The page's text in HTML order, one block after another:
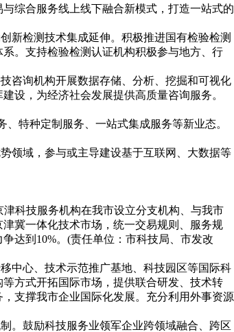
综合服务线上线下融合新模式，打造一站式的
新检测技术集成延伸。积极推进国有检验检测
。支持检验检测认证机构积极参与地方、行
咨询机构开展数据存储、分析、挖掘和可视化
设，为经济社会发展提供高质量咨询服务。
特种定制服务、一站式集成服务等新业态。
领域，参与或主导建设基于互联网、大数据等
科技服务机构在我市设立分支机构、与我市
冀一体化技术市场，统一交易规则、服务规
达到10%。(责任单位：市科技局、市发改
中心、技术示范推广基地、科技园区等国际科
方式开拓国际市场，提供联合研发、技术转
支撑我市企业国际化发展。充分利用外事资源
。鼓励科技服务业领军企业跨领域融合、跨区